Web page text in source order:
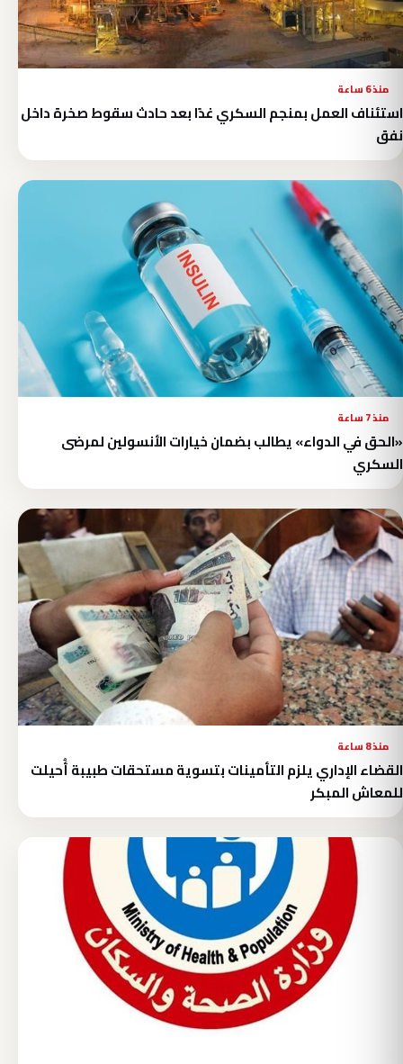
منذ 6 ساعة
استئناف العمل بمنجم السكري غدًا بعد حادث سقوط صخرة داخل
نفق
منذ 7 ساعة
«الحق في الدواء» يطالب بضمان خيارات الأنسولين لمرضى
السكري
منذ 8 ساعة
القضاء الإداري يلزم التأمينات بتسوية مستحقات طبيبة أُحيلت
للمعاش المبكر